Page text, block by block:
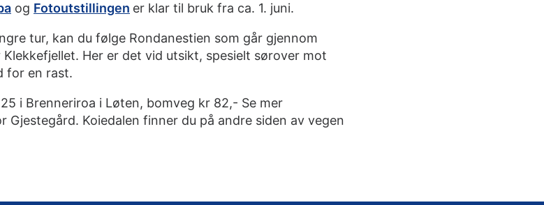
og Fotoutstillingen er klar til bruk fra ca. 1. juni.
tur, kan du følge Rondanestien som går gjennom
Her er det vid utsikt, spesielt sørover mot
for en rast.
i Brenneriroa i Løten, bomveg kr 82,- Se mer
Gjestegård. Koiedalen finner du på andre siden av vegen